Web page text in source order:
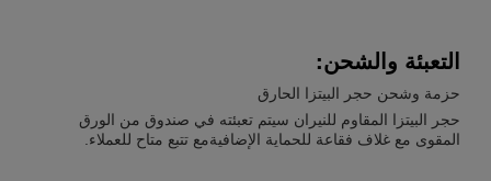
التعبئة والشحن:
حزمة وشحن حجر البيتزا الحارق
حجر البيتزا المقاوم للنيران سيتم تعبئته في صندوق من الورق
المقوى مع غلاف فقاعة للحماية الإضافيةمع تتبع متاح للعملاء.